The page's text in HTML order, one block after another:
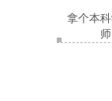
(二)考生一
(三)报名信
拿个本